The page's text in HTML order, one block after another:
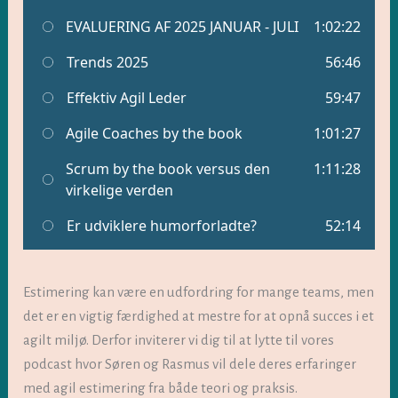
Estimering kan være en udfordring for mange teams, men
det er en vigtig færdighed at mestre for at opnå succes i et
agilt miljø. Derfor inviterer vi dig til at lytte til vores
podcast hvor Søren og Rasmus vil dele deres erfaringer
med agil estimering fra både teori og praksis.